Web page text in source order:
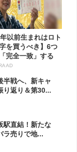
年以前生まれはロト
を買うべき】6つ
完全一致」する
AD
戦へ、新キャ
り返り＆第30...
駅直結！新たな
ラ売りで地...